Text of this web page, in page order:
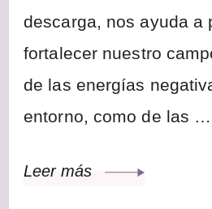
descarga, nos ayuda a
fortalecer nuestro
de las energías
entorno, como de las …
Leer más